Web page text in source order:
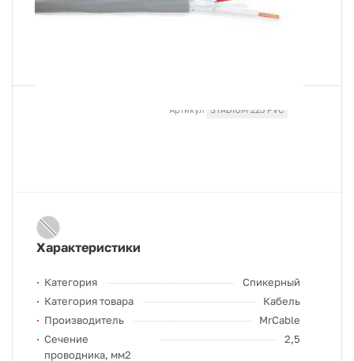
Артикул STADIUM 225 PVC
Характеристики
Категория
Спикерный
Категория товара
Кабель
Производитель
MrCable
Сечение
проводника, мм2
2,5